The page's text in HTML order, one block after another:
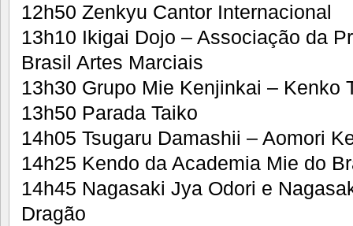
12h50 Zenkyu Cantor Internacional
13h10 Ikigai Dojo – Associação da
Brasil Artes Marciais
13h30 Grupo Mie Kenjinkai – Kenko
13h50 Parada Taiko
14h05 Tsugaru Damashii – Aomori
14h25 Kendo da Academia Mie do
14h45 Nagasaki Jya Odori e
Dragão